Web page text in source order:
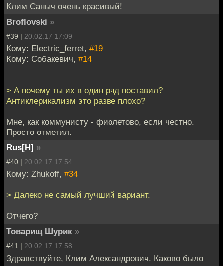
Клим Саныч очень красивый!
Broflovski »
#39 | 20.02.17 17:09
Кому: Electric_ferret, #19
Кому: Собакевич, #14
> А почему ты их в один ряд поставил?
Антиклерикализм это разве плохо?
Мне, как коммунисту - фиолетово, если честно.
Просто отметил.
Rus[H] »
#40 | 20.02.17 17:54
Кому: Zhukoff, #34
> Далеко не самый лучший вариант.
Отчего?
Товарищ Шурик »
#41 | 20.02.17 17:58
Здравствуйте, Клим Александрович. Каково было